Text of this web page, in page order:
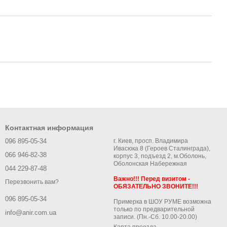
Контактная информация
096 895-05-34
066 946-82-38
044 229-87-48
Перезвонить вам?
096 895-05-34
info@anir.com.ua
г. Киев, просп. Владимира
Ивасюка 8 (Героев Сталинграда),
корпус 3, подъезд 2, м.Оболонь,
Оболонская Набережная
Важно!!! Перед визитом -
ОБЯЗАТЕЛЬНО ЗВОНИТЕ!!!
Примерка в ШОУ РУМЕ возможна
только по предварительной
записи. (Пн.-Сб. 10.00-20.00)